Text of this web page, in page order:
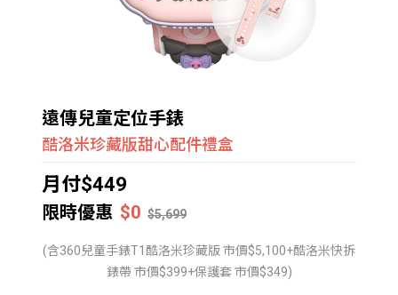
遠傳兒童定位手錶
酷洛米珍藏版甜心配件禮盒
月付$449
限時優惠 $0 $5,699
(含360兒童手錶T1酷洛米珍藏版 市價$5,100+酷洛米快拆
錶帶 市價$399+保護套 市價$349)